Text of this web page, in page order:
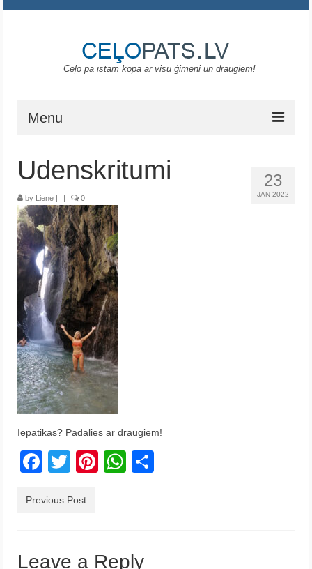
Ceļo pa īstam kopā ar visu ģimeni un draugiem!
Menu
Portugāle
ASV
Melnkalne
Grieķija
Krēta
Francija
Austrija
Itālija
Latvija
Indonēzija
23
JAN 2022
Udenskritumi
by Liene | | 0
Iepatikās? Padalies ar draugiem!
Facebook
TwitterPinterest
WhatsApp
Previous Post
Leave a Reply